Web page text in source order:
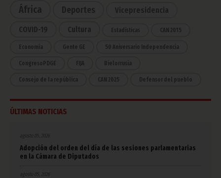
África
Deportes Vicepresidencia
COVID-19 Cultura Estadísticas CAN 2015
Economía Gente GE 50 Aniversario Independencia
CongresoPDGE FIJA Bielorrusia
Consejo de la república CAN 2025 Defensor del pueblo
ÚLTIMAS NOTICIAS
agosto 05, 2026
Adopción del orden del día de las sesiones parlamentarias
en la Cámara de Diputados
agosto 05, 2026